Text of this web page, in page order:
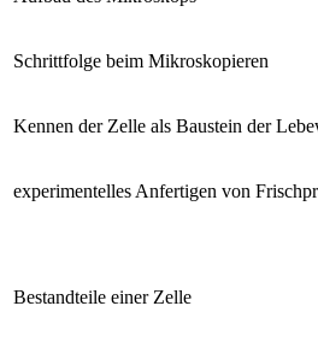
Schrittfolge beim Mikroskopieren
Kennen der Zelle als Baustein der
experimentelles Anfertigen von
Bestandteile einer Zelle